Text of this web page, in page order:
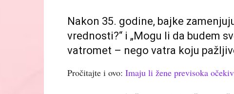
Nakon 35. godine, bajke
vrednosti?“ i „Mogu li da budem
vatromet – nego vatra koju
Pročitajte i ovo: Imaju li žene previsoka